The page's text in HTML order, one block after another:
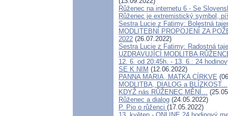
Růženec na internetu 6 - Se
Růženec je extremistický symbol,
Sestra Lucie z Fatimy: Bolestná
MODLITEBNÍ PROPOJENÍ ZA
2022 (26.07.2022)
Sestra Lucie z Fatimy: Radostná
UZDRAVUJÍCÍ MODLITBA
12. 6. od 20:45h. - 13. 6.: 24
SE K NIM (12.06.2022)
PANNA MARIA, MATKA CÍRKVE
MODLITBA, DIALOG a BLÍZKOST...
KDYŽ nás RŮŽENEC MĚNÍ...
Růženec a dialog (24.05.2022)
P. Pio o růženci (17.05.2022)